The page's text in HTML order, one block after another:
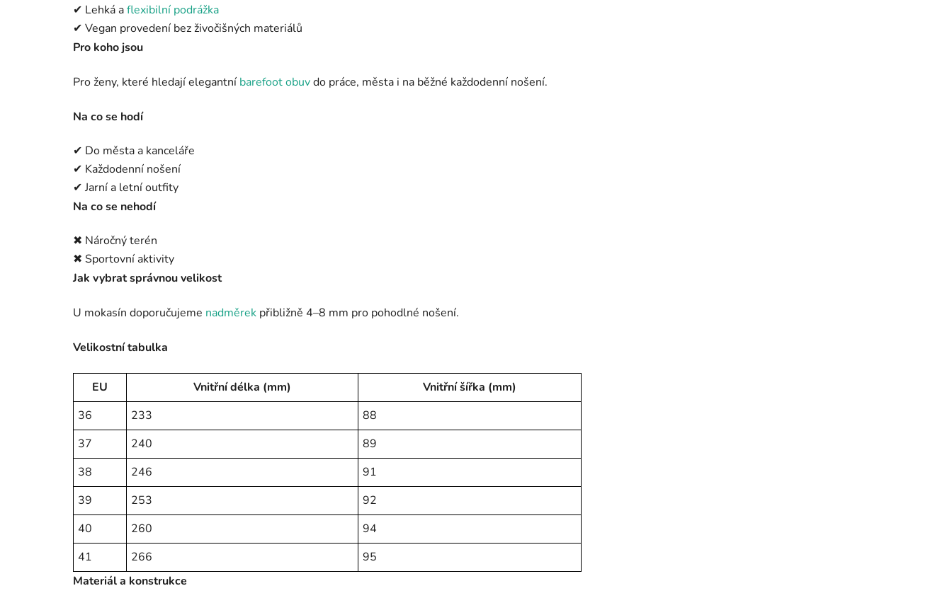
✔ Lehká aflexibilní podrážka
✔ Vegan provedení bez živočišných materiálů
Pro koho jsou
Pro ženy, které hledají elegantní barefoot obuvdo práce, města i na běžné každodenní nošení.
Na co se hodí
✔ Do města a kanceláře
✔ Každodenní nošení
✔ Jarní a letní outfity
Na co se nehodí
✖ Náročný terén
✖ Sportovní aktivity
Jak vybrat správnou velikost
U mokasín doporučujeme nadměrek přibližně 4–8 mm pro pohodlné nošení.
Velikostní tabulka
EU Vnitřní délka (mm)
Vnitřní šířka (mm)
36
233
88
37
240
89
38
246
91
39
253
92
40
260
94
41
266
95
Materiál a konstrukce